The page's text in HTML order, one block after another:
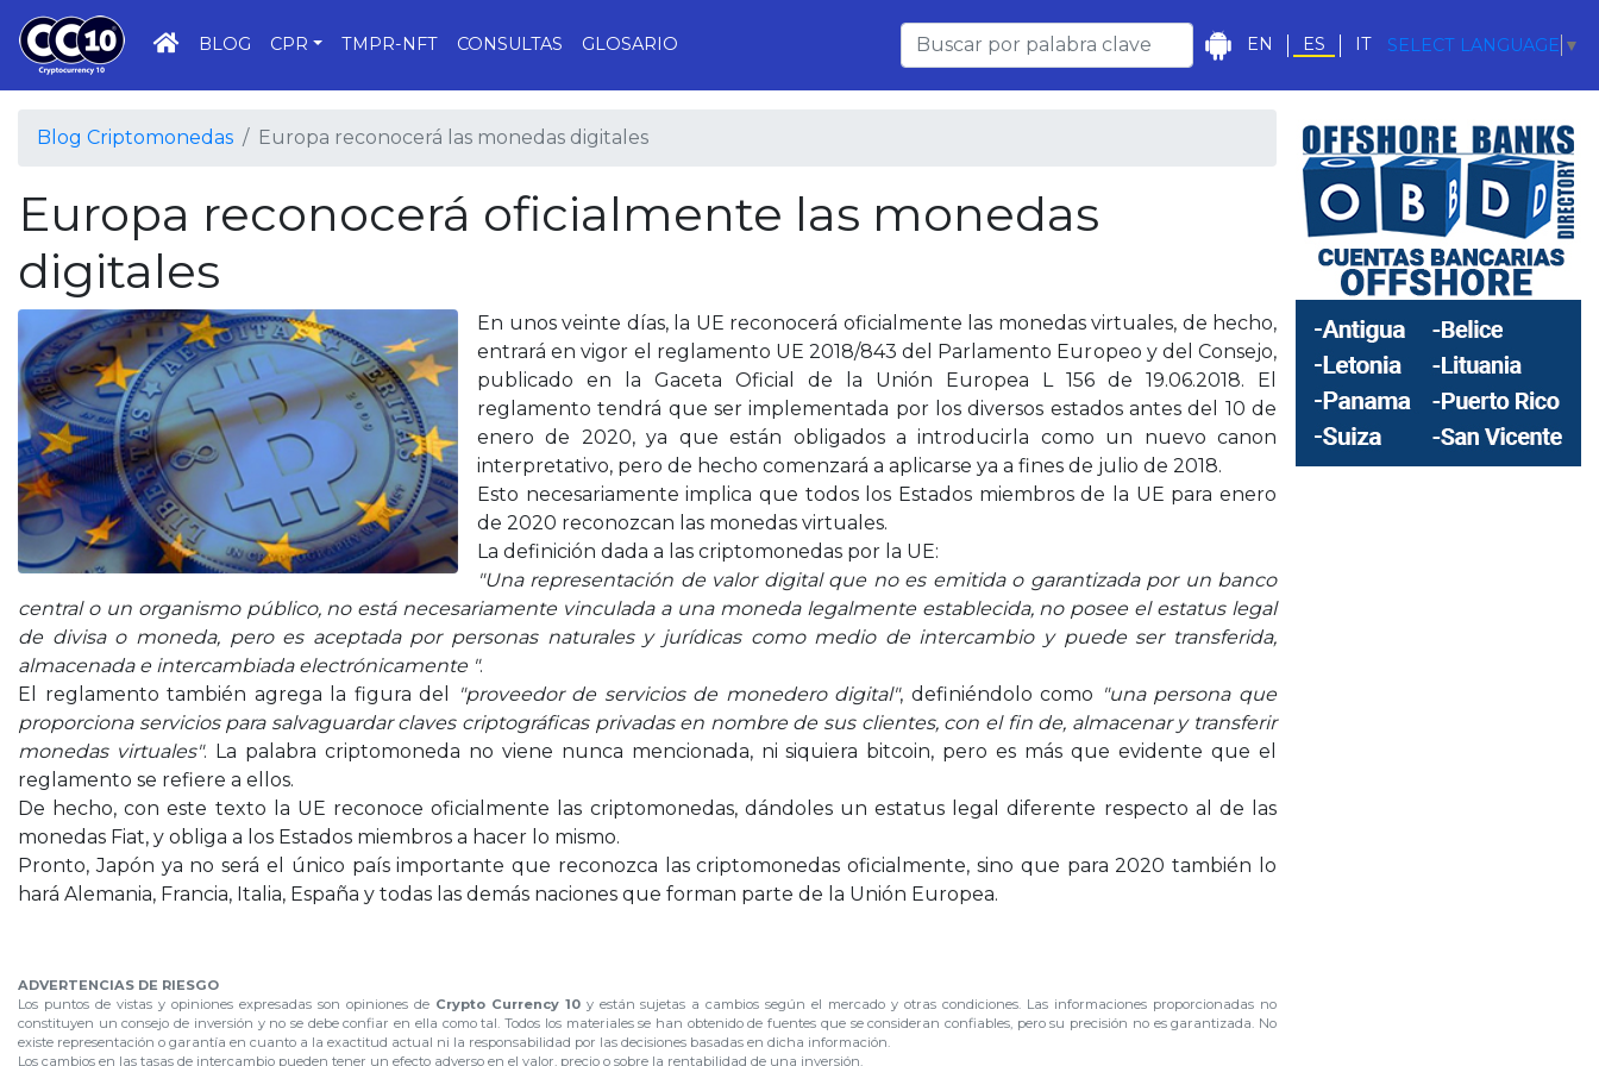
INICIO
BLOG CPR TMPR-NFT CONSULTAS GLOSARIO EN ES IT SELECT LANGUAGE ▼
Blog Criptomonedas Europa reconocerá las monedas digitales
Europa reconocerá oficialmente las monedas
digitales
En unos veinte días, la UE reconocerá oficialmente las monedas virtuales, de hecho,
entrará en vigor el reglamento UE 2018/843 del Parlamento Europeo y del Consejo,
publicado en la Gaceta Oficial de la Unión Europea L 156 de 19.06.2018. El
reglamento tendrá que ser implementada por los diversos estados antes del 10 de
enero de 2020, ya que están obligados a introducirla como un nuevo canon
interpretativo, pero de hecho comenzará a aplicarse ya a fines de julio de 2018.
Esto necesariamente implica que todos los Estados miembros de la UE para enero
de 2020 reconozcan las monedas virtuales.
La definición dada a las criptomonedas por la UE:
"Una representación de valor digital que no es emitida o garantizada por un banco
central o un organismo público, no está necesariamente vinculada a una moneda legalmente establecida, no posee el estatus legal
de divisa o moneda, pero es aceptada por personas naturales y jurídicas como medio de intercambio y puede ser transferida,
almacenada e intercambiada electrónicamente ".
El reglamento también agrega la figura del
"proveedor de servicios de monedero digital", definiéndolo como "una persona que
proporciona servicios para salvaguardar claves criptográficas privadas en nombre de sus clientes, con el fin de, almacenar y transferir
monedas virtuales". La palabra criptomoneda no viene nunca mencionada, ni siquiera bitcoin, pero es más que evidente que el
reglamento se refiere a ellos.
De hecho, con este texto la UE reconoce oficialmente las criptomonedas, dándoles un estatus legal diferente respecto al de las
monedas Fiat, y obliga a los Estados miembros a hacer lo mismo.
Pronto, Japón ya no será el único país importante que reconozca las criptomonedas oficialmente, sino que para 2020 también lo
hará Alemania, Francia, Italia, España y todas las demás naciones que forman parte de la Unión Europea.
ADVERTENCIAS DE RIESGO
Los puntos de vistas y opiniones expresadas son opiniones de Crypto Currency 10y están sujetas a cambios según el mercado y otras condiciones. Las informaciones proporcionadas no
constituyen un consejo de inversión y no se debe confiar en ella como tal. Todos los materiales se han obtenido de fuentes que se consideran confiables, pero su precisión no es garantizada. No
existe representación o garantía en cuanto a la exactitud actual ni la responsabilidad por las decisiones basadas en dicha información.
Los cambios en las tasas de intercambio pueden tener un efecto adverso en el valor, precio o sobre la rentabilidad de una inversión.